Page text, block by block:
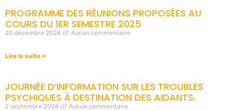
PROGRAMME DES RÉUNIONS PROPOSÉES AU
COURS DU 1ER SEMESTRE 2025
20 décembre 2024 Aucun commentaire
Lire la suite »
JOURNÉE D’INFORMATION SUR LES TROUBLES
PSYCHIQUES À DESTINATION DES AIDANTS.
2 septembre 2024 Aucun commentaire